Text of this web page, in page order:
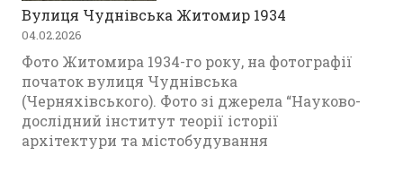
Вулиця Чуднівська Житомир 1934
04.02.2026
Фото Житомира 1934-го року, на фотографії
початок вулиця Чуднівська
(Черняхівського). Фото зі джерела “Науково-
дослідний інститут теорії історії
архітектури та містобудування